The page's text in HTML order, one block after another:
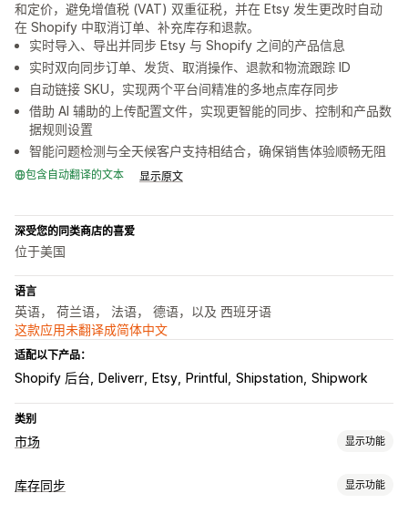
和定价，避免增值税 (VAT) 双重征税，并在 Etsy 发生更改时自动
在 Shopify 中取消订单、补充库存和退款。
实时导入、导出并同步 Etsy 与 Shopify 之间的产品信息
实时双向同步订单、发货、取消操作、退款和物流跟踪 ID
自动链接 SKU，实现两个平台间精准的多地点库存同步
借助 AI 辅助的上传配置文件，实现更智能的同步、控制和产品数
据规则设置
智能问题检测与全天候客户支持相结合，确保销售体验顺畅无阻
包含自动翻译的文本 显示原文
深受您的同类商店的喜爱
位于美国
语言
英语， 荷兰语， 法语， 德语，以及 西班牙语
这款应用未翻译成简体中文
适配以下产品：
Shopify 后台 Deliverr Etsy Printful Shipstation Shipwork
类别
市场 显示功能
产品页面管理
库存同步 显示功能